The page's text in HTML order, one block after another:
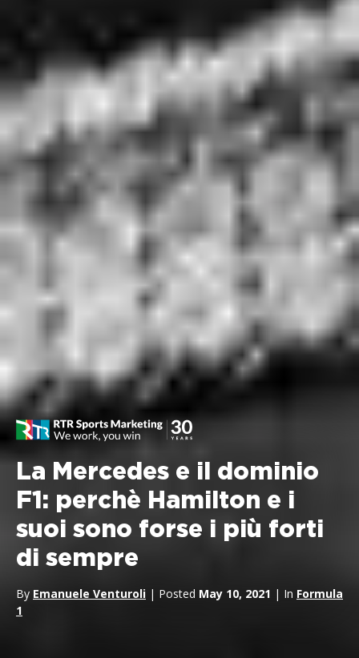
La Mercedes e il dominio
F1: perchè Hamilton e i
suoi sono forse i più forti
di sempre
By Emanuele Venturoli | Posted May 10, 2021 | In Formula
1